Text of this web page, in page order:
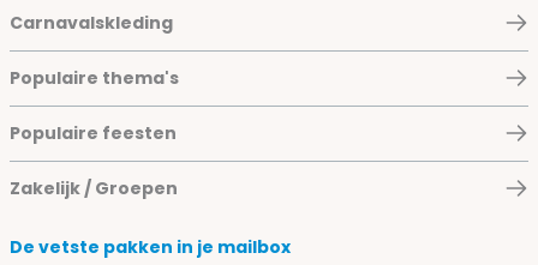
Carnavalskleding
Populaire thema's
Populaire feesten
Zakelijk / Groepen
De vetste pakken in je mailbox